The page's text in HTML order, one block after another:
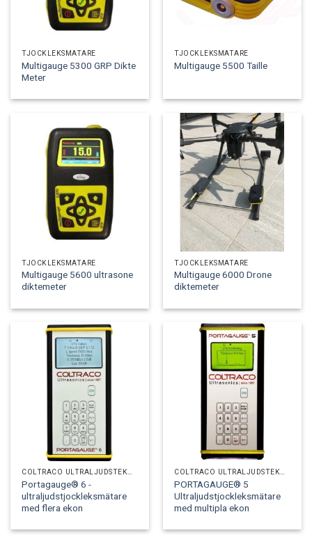
TJOCKLEKSMÄTARE
Multigauge 5300 GRP Dikte
Meter
TJOCKLEKSMÄTARE
Multigauge 5500 Taille
TJOCKLEKSMÄTARE
Multigauge 5600 ultrasone
diktemeter
TJOCKLEKSMÄTARE
Multigauge 6000 Drone
diktemeter
COLTRACO ULTRALJUDSTEKNIK
Portagauge® 6 -
ultraljudstjockleksmätare
med flera ekon
COLTRACO ULTRALJUDSTEKNIK
PORTAGAUGE® 5
Ultraljudstjockleksmätare
med multipla ekon